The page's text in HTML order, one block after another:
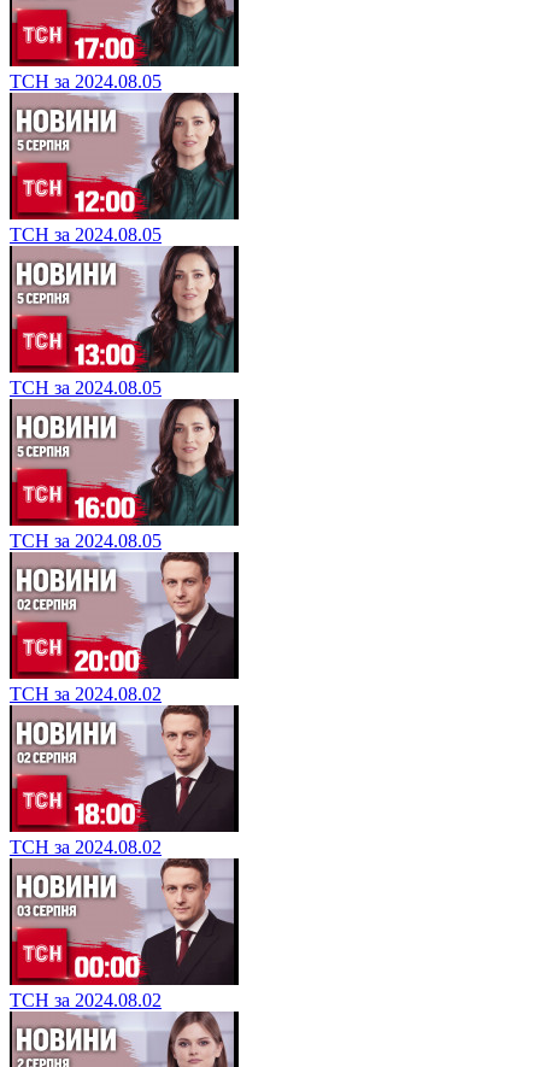
ТСН за 2024.08.05
ТСН за 2024.08.05
ТСН за 2024.08.05
ТСН за 2024.08.05
ТСН за 2024.08.02
ТСН за 2024.08.02
ТСН за 2024.08.02